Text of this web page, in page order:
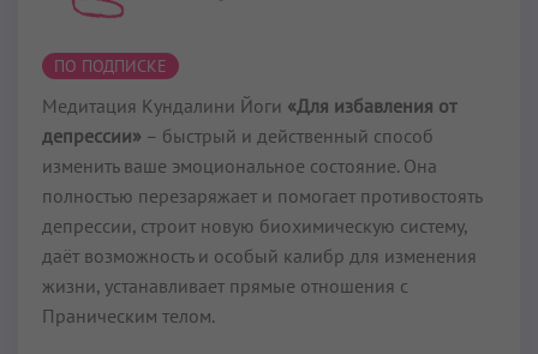
ПО ПОДПИСКЕ
Медитация Кундалини Йоги «Для избавления от
депрессии» – быстрый и действенный способ
изменить ваше эмоциональное состояние. Она
полностью перезаряжает и помогает противостоять
депрессии, строит новую биохимическую систему,
даёт возможность и особый калибр для изменения
жизни, устанавливает прямые отношения с
Праническим телом.